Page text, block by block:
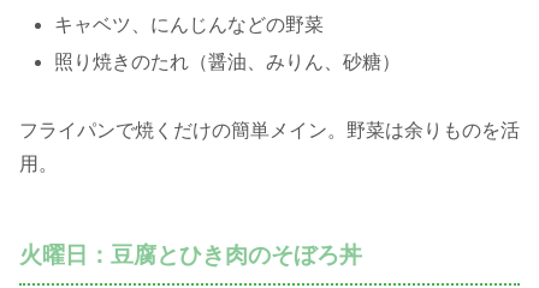
キャベツ、にんじんなどの野菜
照り焼きのたれ（醤油、みりん、砂糖）
フライパンで焼くだけの簡単メイン。野菜は余りものを活
用。
火曜日：豆腐とひき肉のそぼろ丼